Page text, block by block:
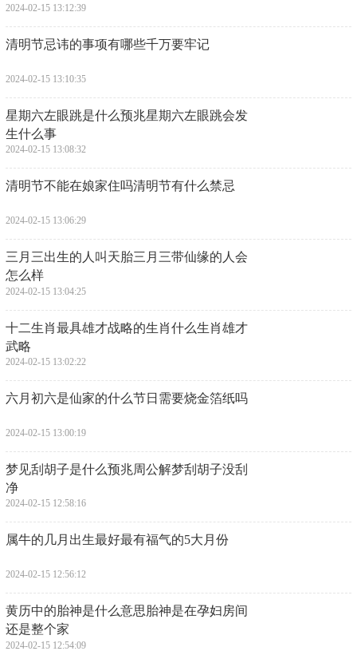
2024-02-15 13:12:39
​清明节忌讳的事项有哪些千万要牢记
2024-02-15 13:10:35
​星期六左眼跳是什么预兆星期六左眼跳会发
生什么事
2024-02-15 13:08:32
​清明节不能在娘家住吗清明节有什么禁忌
2024-02-15 13:06:29
​三月三出生的人叫天胎三月三带仙缘的人会
怎么样
2024-02-15 13:04:25
​十二生肖最具雄才战略的生肖什么生肖雄才
武略
2024-02-15 13:02:22
​六月初六是仙家的什么节日需要烧金箔纸吗
2024-02-15 13:00:19
​梦见刮胡子是什么预兆周公解梦刮胡子没刮
净
2024-02-15 12:58:16
​属牛的几月出生最好最有福气的5大月份
2024-02-15 12:56:12
​黄历中的胎神是什么意思胎神是在孕妇房间
还是整个家
2024-02-15 12:54:09